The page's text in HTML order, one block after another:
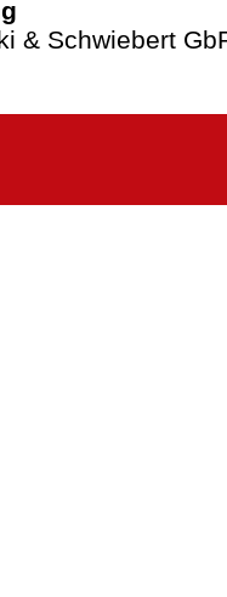
& Schwiebert